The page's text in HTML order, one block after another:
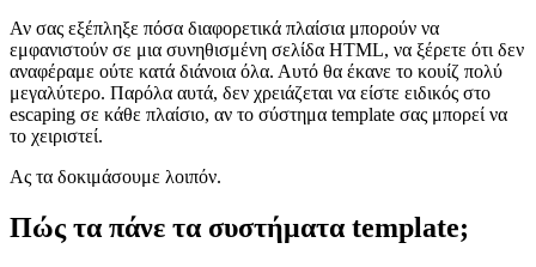
Αν σας εξέπληξε πόσα διαφορετικά πλαίσια μπορούν να
εμφανιστούν σε μια συνηθισμένη σελίδα HTML, να ξέρετε ότι δεν
αναφέραμε ούτε κατά διάνοια όλα. Αυτό θα έκανε το κουίζ πολύ
μεγαλύτερο. Παρόλα αυτά, δεν χρειάζεται να είστε ειδικός στο
escaping σε κάθε πλαίσιο, αν το σύστημα template σας μπορεί να
το χειριστεί.
Ας τα δοκιμάσουμε λοιπόν.
Πώς τα πάνε τα συστήματα template;